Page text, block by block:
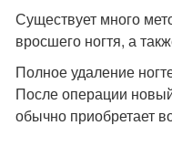
Существует много
вросшего ногтя, а
Полное удаление
После операции
обычно приобретает